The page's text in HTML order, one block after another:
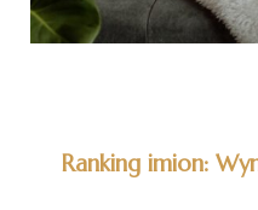
Ranking imion: